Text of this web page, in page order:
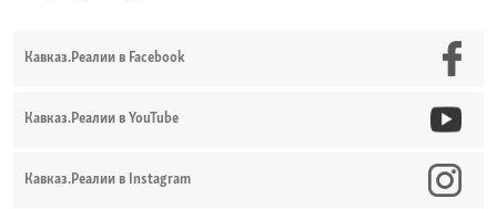
Кавказ.Реалии в Facebook
Кавказ.Реалии в YouTube
Кавказ.Реалии в Instagram